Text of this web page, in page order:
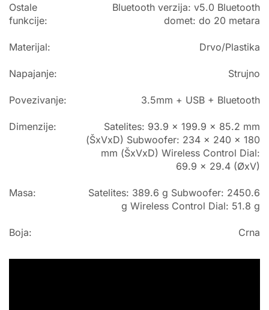
Ostale
funkcije:
Bluetooth verzija: v5.0 Bluetooth
domet: do 20 metara
Materijal: Drvo/Plastika
Napajanje: Strujno
Povezivanje: 3.5mm + USB + Bluetooth
Dimenzije:
Satelites: 93.9 x 199.9 x 85.2 mm
(ŠxVxD) Subwoofer: 234 x 240 x 180
mm (ŠxVxD) Wireless Control Dial:
69.9 x 29.4 (ØxV)
Masa:
Satelites: 389.6 g Subwoofer: 2450.6
g Wireless Control Dial: 51.8 g
Boja: Crna